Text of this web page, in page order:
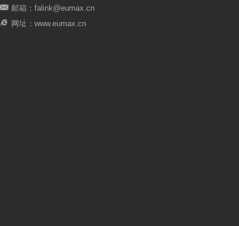
邮箱：falink@eumax.cn
网址：www.eumax.cn